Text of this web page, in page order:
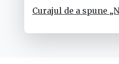
Curajul de a spune